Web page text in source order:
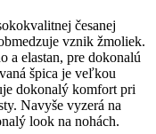
česanej
vznik žmoliek.
a elastan, pre dokonalú
špica je veľkou
dokonalý komfort pri
Navyše vyzerá na
look na nohách.